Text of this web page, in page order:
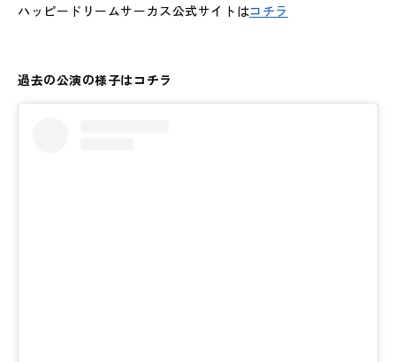
ハッピードリームサーカス公式サイトはコチラ
過去の公演の様子はコチラ